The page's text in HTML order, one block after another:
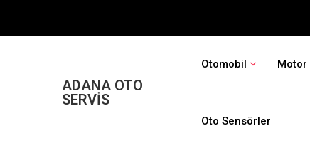
ADANA OTO
SERVİS
Otomobil Motor
Oto Sensörler